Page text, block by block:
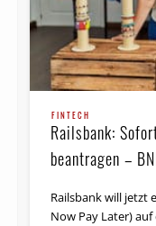
FINTECH
Railsbank:
beantragen –
Railsbank will jetzt
Now Pay Later)